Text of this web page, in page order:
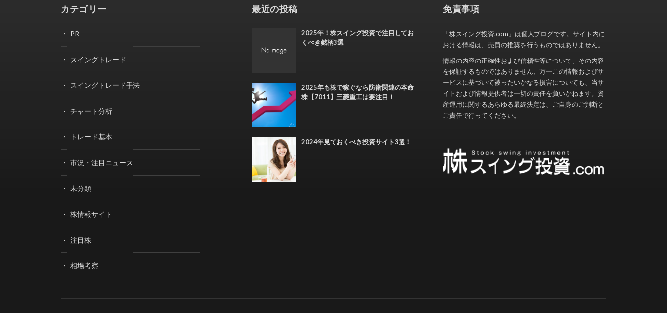
カテゴリー
PR
スイングトレード
スイングトレード手法
チャート分析
トレード基本
市況・注目ニュース
未分類
株情報サイト
注目株
相場考察
最近の投稿
2025年！株スイング投資で注目してお
くべき銘柄3選
2025年も株で稼ぐなら防衛関連の本命
株【7011】三菱重工は要注目！
2024年見ておくべき投資サイト3選！
免責事項
「株スイング投資.com」は個人ブログです。サイト内に
おける情報は、売買の推奨を行うものではありません。
情報の内容の正確性および信頼性等について、その内容
を保証するものではありません。万一この情報およびサ
ービスに基づいて被ったいかなる損害についても、当サ
イトおよび情報提供者は一切の責任を負いかねます。資
産運用に関するあらゆる最終決定は、ご自身のご判断と
ご責任で行ってください。